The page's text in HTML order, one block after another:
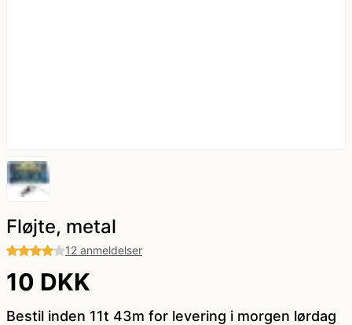
Græsk gud kostume
Hatte og masker
Hippie tøj
Vinter
Fløjte, metal
12 anmeldelser
10 DKK
Bestil inden 11t 43m for levering i morgen lørdag